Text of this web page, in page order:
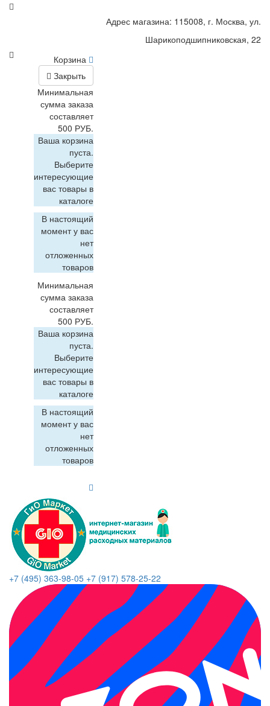
Адрес магазина: 115008, г. Москва, ул.
Шарикоподшипниковская, 22
Корзина
Закрыть
Минимальная
сумма заказа
составляет
500 РУБ.
Ваша корзина
пуста.
Выберите
интересующие
вас товары в
каталоге
В настоящий
момент у вас
нет
отложенных
товаров
Минимальная
сумма заказа
составляет
500 РУБ.
Ваша корзина
пуста.
Выберите
интересующие
вас товары в
каталоге
В настоящий
момент у вас
нет
отложенных
товаров
+7 (495) 363-98-05 +7 (917) 578-25-22